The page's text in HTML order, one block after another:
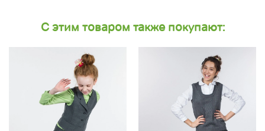
С этим товаром также покупают: